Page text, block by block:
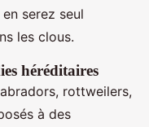
serez seul
les clous.
héréditaires
rottweilers,
à des